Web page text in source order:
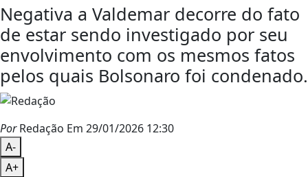
Negativa a Valdemar decorre do fato
de estar sendo investigado por seu
envolvimento com os mesmos fatos
pelos quais Bolsonaro foi condenado.
PorRedação Em 29/01/2026 12:30
A-
A+